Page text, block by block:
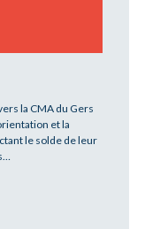
la CMA du Gers
et la
le solde de leur